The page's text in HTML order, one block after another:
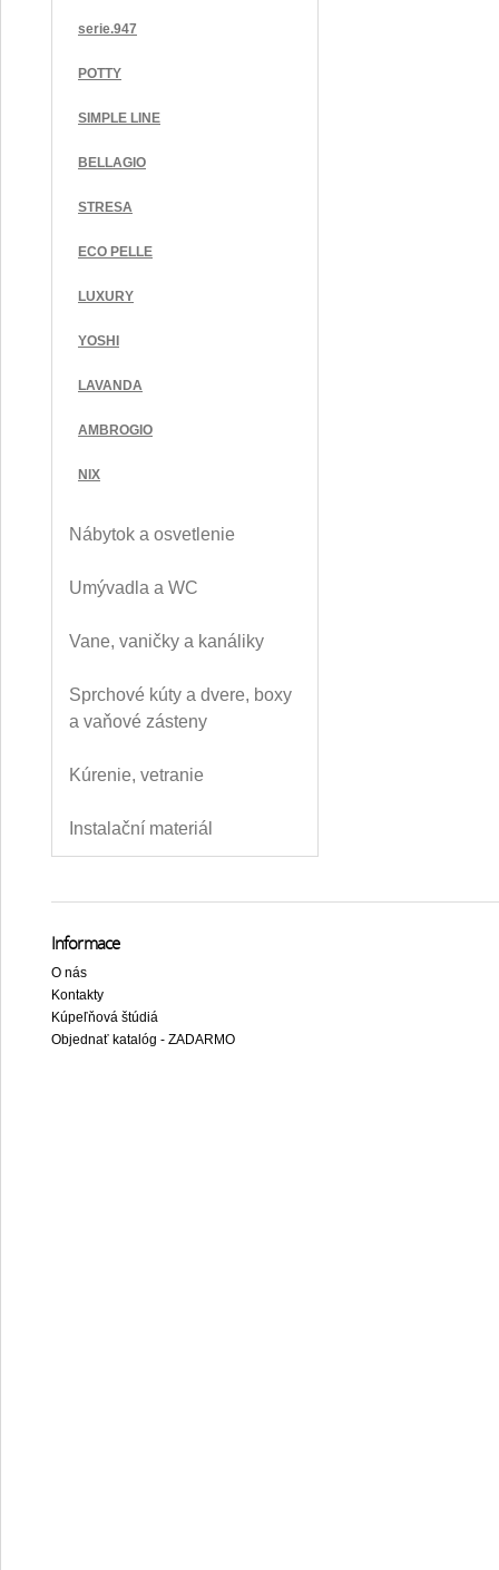
serie.947
POTTY
SIMPLE LINE
BELLAGIO
STRESA
ECO PELLE
LUXURY
YOSHI
LAVANDA
AMBROGIO
NIX
Nábytok a osvetlenie
Umývadla a WC
Vane, vaničky a kanáliky
Sprchové kúty a dvere, boxy
a vaňové zásteny
Kúrenie, vetranie
Instalační materiál
Informace
O nás
Kontakty
Kúpeľňová štúdiá
Objednať katalóg - ZADARMO